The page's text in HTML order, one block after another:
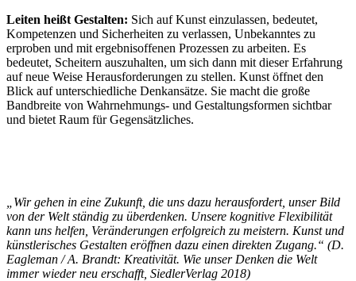
Leiten heißt Gestalten: Sich auf Kunst einzulassen, bedeutet,
Kompetenzen und Sicherheiten zu verlassen, Unbekanntes zu
erproben und mit ergebnisoffenen Prozessen zu arbeiten. Es
bedeutet, Scheitern auszuhalten, um sich dann mit dieser Erfahrung
auf neue Weise Herausforderungen zu stellen. Kunst öffnet den
Blick auf unterschiedliche Denkansätze. Sie macht die große
Bandbreite von Wahrnehmungs- und Gestaltungsformen sichtbar
und bietet Raum für Gegensätzliches.
„Wir gehen in eine Zukunft, die uns dazu herausfordert, unser Bild
von der Welt ständig zu überdenken. Unsere kognitive Flexibilität
kann uns helfen, Veränderungen erfolgreich zu meistern. Kunst und
künstlerisches Gestalten eröffnen dazu einen direkten Zugang.“ (D.
Eagleman / A. Brandt: Kreativität. Wie unser Denken die Welt
immer wieder neu erschafft, SiedlerVerlag 2018)